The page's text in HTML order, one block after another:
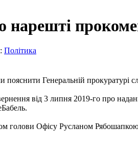
нарешті
Політика
пояснити Генеральній
від 3 липня 2019-го про
голови Офісу Русланом